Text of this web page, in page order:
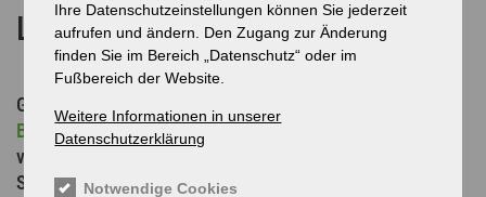
Ihre Datenschutzeinstellungen können Sie jederzeit
aufrufen und ändern. Den Zugang zur Änderung
finden Sie im Bereich „Datenschutz“ oder im
Fußbereich der Website.
Weitere Informationen in unserer
Datenschutzerklärung
Notwendige Cookies
Leasing und Finanzierung
Gemeinsam mit unseren Partnern
BikeLeasingund 12 weiteren Leasing Firmen können Sie
vom Dienstfahrrad-Konzept profitieren. Dank einer neuen
Steuerregelung gilt das Dienstwagenprivileg (